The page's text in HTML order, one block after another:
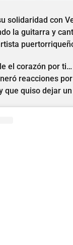
solidaridad con
la guitarra y
el corazón por
reacciones
que quiso dejar